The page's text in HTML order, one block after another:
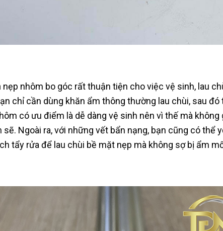
nhôm bo góc rất thuận tiện cho việc vệ sinh, lau
chỉ cần dùng khăn ẩm thông thường lau chùi, sau đó
có ưu điểm là dễ dàng vệ sinh nên vì thế mà không
Ngoài ra, với những vết bẩn nạng, bạn cũng có thể
tẩy rửa để lau chùi bề mặt nẹp mà không sợ bị ẩm